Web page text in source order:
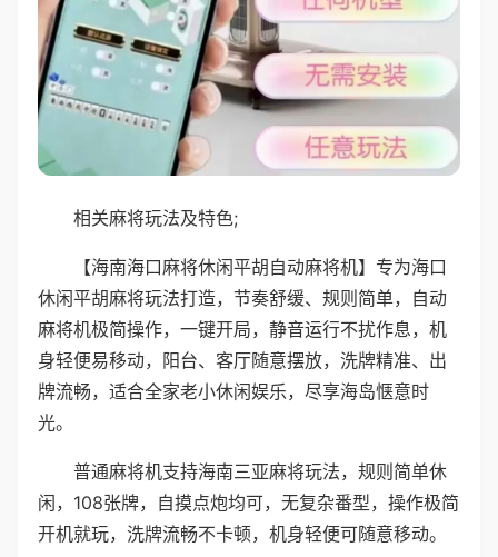
相关麻将玩法及特色;
【海南海口麻将休闲平胡自动麻将机】专为海口
休闲平胡麻将玩法打造，节奏舒缓、规则简单，自动
麻将机极简操作，一键开局，静音运行不扰作息，机
身轻便易移动，阳台、客厅随意摆放，洗牌精准、出
牌流畅，适合全家老小休闲娱乐，尽享海岛惬意时
光。
普通麻将机支持海南三亚麻将玩法，规则简单休
闲，108张牌，自摸点炮均可，无复杂番型，操作极简
开机就玩，洗牌流畅不卡顿，机身轻便可随意移动。